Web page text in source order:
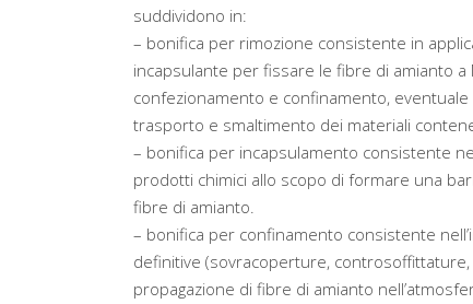
suddividono in:
– bonifica per rimozione consistente in
incapsulante per fissare le fibre di amianto
confezionamento e confinamento,
trasporto e smaltimento dei materiali
– bonifica per incapsulamento consistente
prodotti chimici allo scopo di formare una
fibre di amianto.
– bonifica per confinamento consistente
definitive (sovracoperture,
propagazione di fibre di amianto